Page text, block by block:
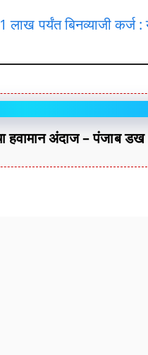
लाख पर्यंत बिनव्याजी कर्ज
अंदाज – पंजाब डख